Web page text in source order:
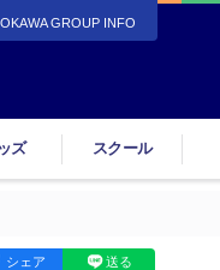
GROUP INFO
ズ スクール
シェア 送る